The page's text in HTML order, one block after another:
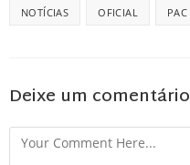
NOTÍCIAS OFICIAL PAC
Deixe um comentário